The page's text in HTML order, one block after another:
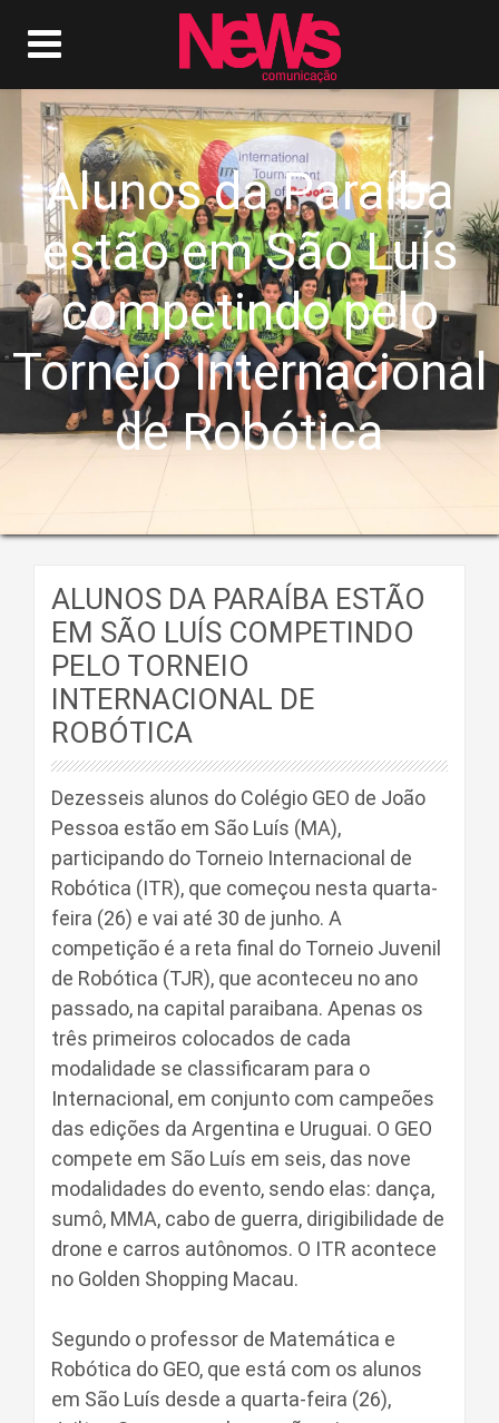
Alunos da Paraíba
estão em São Luís
competindo pelo
Torneio Internacional
de Robótica
ALUNOS DA PARAÍBA ESTÃO
EM SÃO LUÍS COMPETINDO
PELO TORNEIO
INTERNACIONAL DE
ROBÓTICA
Dezesseis alunos do Colégio GEO de João
Pessoa estão em São Luís (MA),
participando do Torneio Internacional de
Robótica (ITR), que começou nesta quarta-
feira (26) e vai até 30 de junho. A
competição é a reta final do Torneio Juvenil
de Robótica (TJR), que aconteceu no ano
passado, na capital paraibana. Apenas os
três primeiros colocados de cada
modalidade se classificaram para o
Internacional, em conjunto com campeões
das edições da Argentina e Uruguai. O GEO
compete em São Luís em seis, das nove
modalidades do evento, sendo elas: dança,
sumô, MMA, cabo de guerra, dirigibilidade de
drone e carros autônomos. O ITR acontece
no Golden Shopping Macau.
Segundo o professor de Matemática e
Robótica do GEO, que está com os alunos
em São Luís desde a quarta-feira (26),